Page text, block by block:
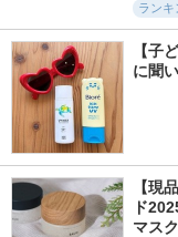
ランキ
【子
に聞
【現
ド
マス